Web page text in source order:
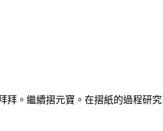
拜。繼續摺元寶。在摺紙的過程